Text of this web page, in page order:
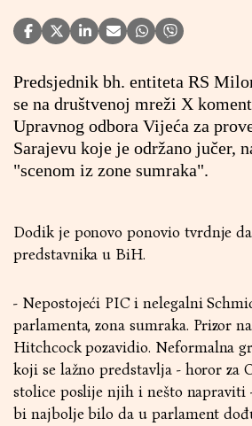
Predsjednik bh. entiteta RS
se na društvenoj mreži X
Upravnog odbora Vijeća za
Sarajevu koje je održano jučer,
"scenom iz zone sumraka".
Dodik je ponovo ponovio tvrdnje
predstavnika u BiH.
- Nepostojeći PIC i nelegalni
parlamenta, zona sumraka. Prizor
Hitchcock pozavidio. Neformalna
koji se lažno predstavlja - horor za
stolice poslije njih i nešto napraviti
bi najbolje bilo da u parlament